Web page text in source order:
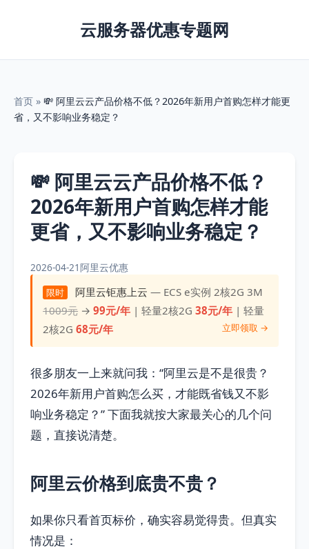
云服务器优惠专题网
首页 » 💸 阿里云云产品价格不低？2026年新用户首购怎样才能更
省，又不影响业务稳定？
💸 阿里云云产品价格不低？
2026年新用户首购怎样才能
更省，又不影响业务稳定？
2026-04-21阿里云优惠
限时 阿里云钜惠上云 — ECS e实例 2核2G 3M
1009元 →99元/年 | 轻量2核2G38元/年 | 轻量
2核2G68元/年 立即领取 →
很多朋友一上来就问我：“阿里云是不是很贵？
2026年新用户首购怎么买，才能既省钱又不影
响业务稳定？” 下面我就按大家最关心的几个问
题，直接说清楚。
阿里云价格到底贵不贵？
如果你只看首页标价，确实容易觉得贵。但真实
情况是：